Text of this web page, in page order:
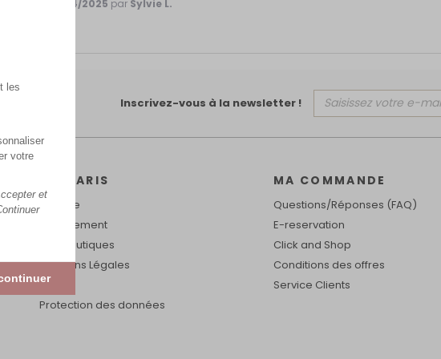
du 08/04/2025 par Sylvie L.
Inscrivez-vous à la newsletter !
RIU PARIS
Marque
Recrutement
Nos boutiques
Mentions Légales
CGV
Protection des données
MA COMMANDE
Questions/Réponses (FAQ)
E-reservation
Click and Shop
Conditions des offres
Service Clients
les
votre
et
vos Options
de confidentialité, en garantissant la conformité avec les réglementations.